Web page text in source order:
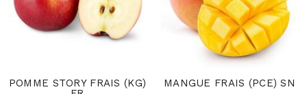
POMME STORY FRAIS (KG)
MANGUE FRAIS (PCE) SN